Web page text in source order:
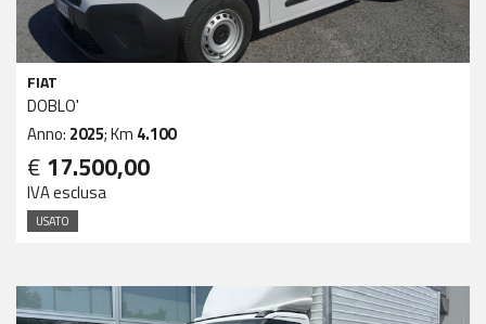
FIAT
DOBLO'
Anno: 2025; Km 4.100
€ 17.500,00
IVA esclusa
USATO